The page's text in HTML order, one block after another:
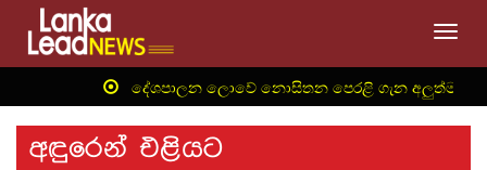
දේශපාලන ලොවේ නොසිතන පෙරළි ගැන අලුත්ම
අඳුරෙන් එළියට